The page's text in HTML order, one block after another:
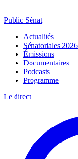
Public Sénat
Actualités
Sénatoriales 2026
Émissions
Documentaires
Podcasts
Programme
Le direct